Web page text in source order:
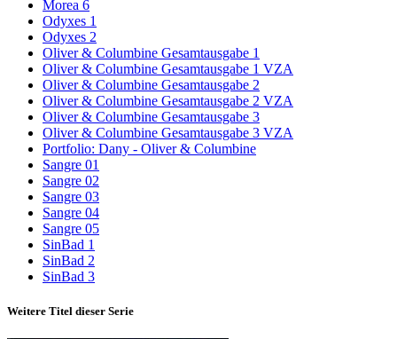
Morea 6
Odyxes 1
Odyxes 2
Oliver & Columbine Gesamtausgabe 1
Oliver & Columbine Gesamtausgabe 1 VZA
Oliver & Columbine Gesamtausgabe 2
Oliver & Columbine Gesamtausgabe 2 VZA
Oliver & Columbine Gesamtausgabe 3
Oliver & Columbine Gesamtausgabe 3 VZA
Portfolio: Dany - Oliver & Columbine
Sangre 01
Sangre 02
Sangre 03
Sangre 04
Sangre 05
SinBad 1
SinBad 2
SinBad 3
Weitere Titel dieser Serie